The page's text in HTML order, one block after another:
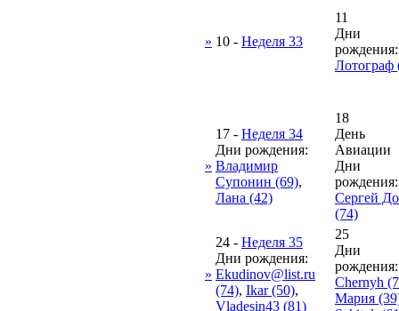
» 10 - Неделя 33
11
Дни
рождения:
Лотограф
»
17 - Неделя 34
Дни рождения:
Владимир
Супонин (69),
Лана (42)
18
День
Авиации
Дни
рождения:
Сергей
(74)
»
24 - Неделя 35
Дни рождения:
Ekudinov@list.ru
(74), Ikar (50),
Vladesin43 (81)
25
Дни
рождения:
Chernyh
Мария